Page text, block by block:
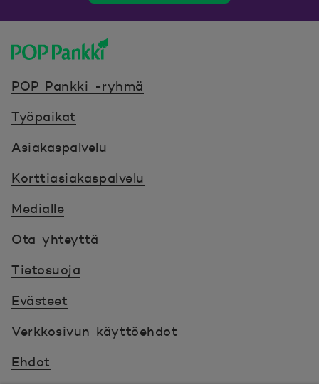
POP Pankki -ryhmä
Työpaikat
Asiakaspalvelu
Korttiasiakaspalvelu
Medialle
Ota yhteyttä
Tietosuoja
Evästeet
Verkkosivun käyttöehdot
Ehdot